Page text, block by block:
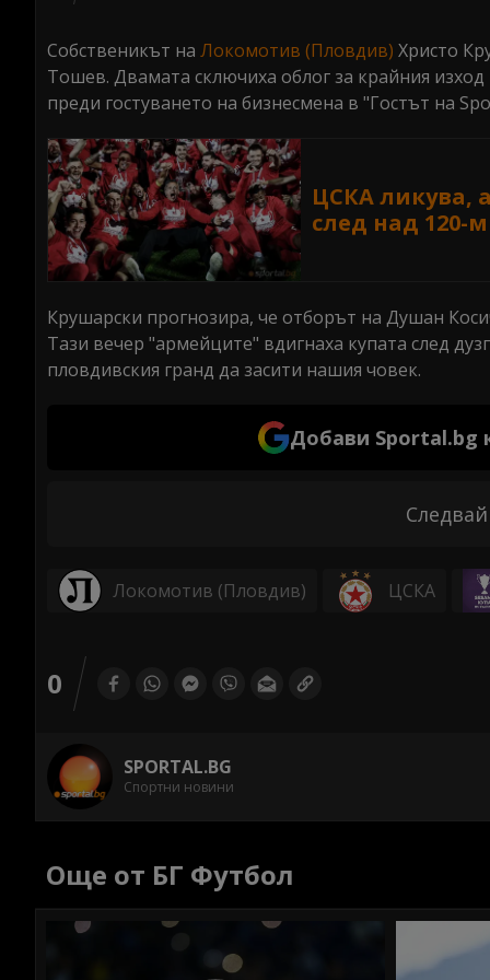
Собственикът на Локомотив (Пловдив) Христо
Тошев. Двамата сключиха облог за крайния
преди гостуването на бизнесмена в "Гостът на
ЦСКА ликува,
след над 120-
Крушарски прогнозира, че отборът на Душан
Тази вечер "армейците" вдигнаха купата след
пловдивския гранд да засити нашия човек.
Добави Sportal.bg
Локомотив (Пловдив) ЦСКА
0
SPORTAL.BG
Спортни новини
Още от БГ Футбол